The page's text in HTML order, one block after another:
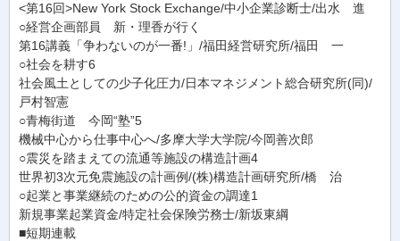
<第16回>New York Stock Exchange/中小企業診断士/出水 進
○経営企画部員 新・理香が行く
第16講義「争わないのが一番!」/福田経営研究所/福田 一
○社会を耕す6
社会風土としての少子化圧力/日本マネジメント総合研究所(同)/
戸村智憲
○青梅街道 今岡“塾”5
機械中心から仕事中心へ/多摩大学大学院/今岡善次郎
○震災を踏まえての流通等施設の構造計画4
世界初3次元免震施設の計画例/(株)構造計画研究所/橋 治
○起業と事業継続のための公的資金の調達1
新規事業起業資金/特定社会保険労務士/新坂東綱
■短期連載